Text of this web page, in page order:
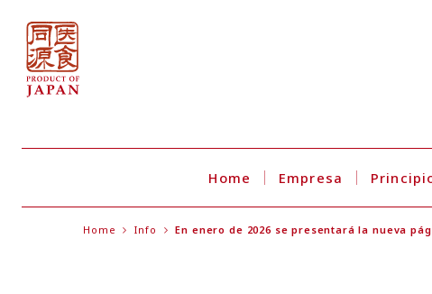
Home Empresa
Home Info En enero de 2026 se presentará la nueva